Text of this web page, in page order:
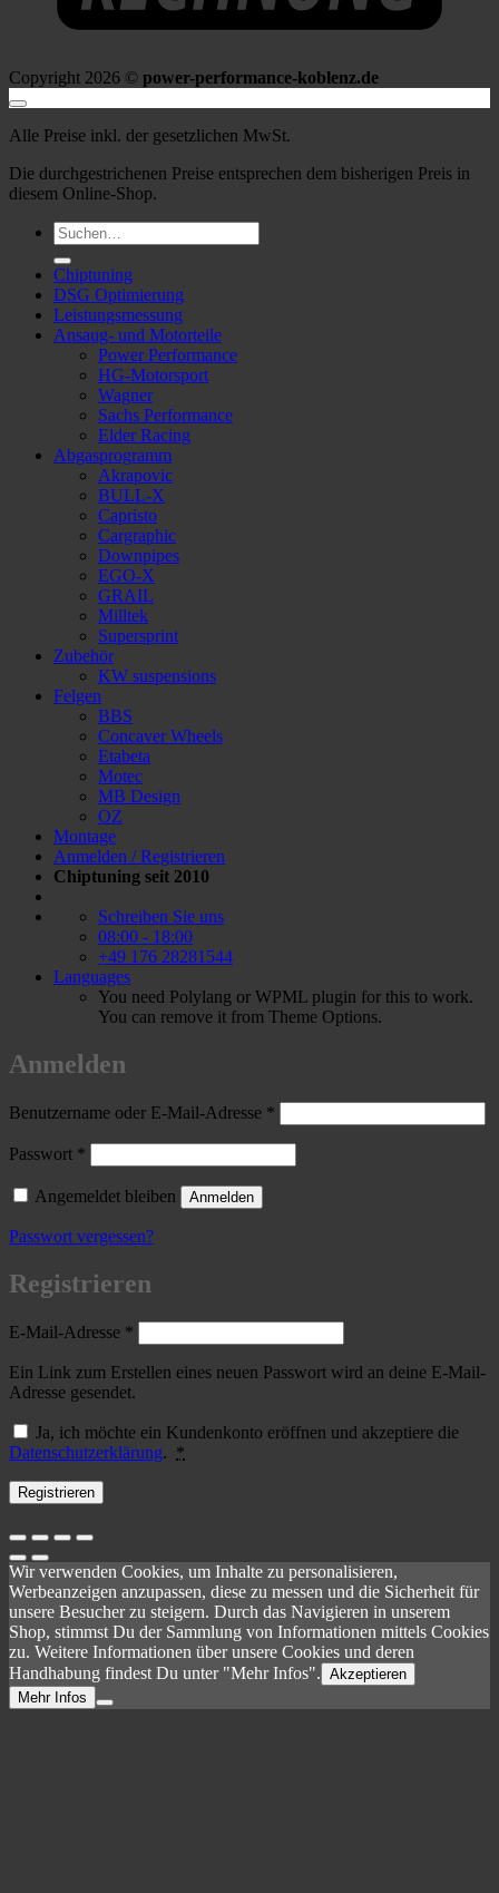
Copyright 2026 © power-performance-koblenz.de
Alle Preise inkl. der gesetzlichen MwSt.
Die durchgestrichenen Preise entsprechen dem bisherigen Preis in
diesem Online-Shop.
Suche
nach:
Chiptuning
DSG Optimierung
Leistungsmessung
Ansaug- und Motorteile
Power Performance
HG-Motorsport
Wagner
Sachs Performance
Elder Racing
Abgasprogramm
Akrapovic
BULL-X
Capristo
Cargraphic
Downpipes
EGO-X
GRAIL
Milltek
Supersprint
Zubehör
KW suspensions
Felgen
BBS
Concaver Wheels
Etabeta
Motec
MB Design
OZ
Montage
Anmelden / Registrieren
Chiptuning seit 2010
Schreiben Sie uns
08:00 - 18:00
+49 176 28281544
Languages
You need Polylang or WPML plugin for this to work.
You can remove it from Theme Options.
Anmelden
Benutzername oder E-Mail-Adresse *
Passwort *
Angemeldet bleiben Anmelden
Passwort vergessen?
Registrieren
E-Mail-Adresse *
Ein Link zum Erstellen eines neuen Passwort wird an deine E-Mail-
Adresse gesendet.
Ja, ich möchte ein Kundenkonto eröffnen und akzeptiere die
Datenschutzerklärung. *
Registrieren
Wir verwenden Cookies, um Inhalte zu personalisieren,
Werbeanzeigen anzupassen, diese zu messen und die Sicherheit für
unsere Besucher zu steigern. Durch das Navigieren in unserem
Shop, stimmst Du der Sammlung von Informationen mittels Cookies
zu. Weitere Informationen über unsere Cookies und deren
Handhabung findest Du unter "Mehr Infos". Akzeptieren
Mehr Infos